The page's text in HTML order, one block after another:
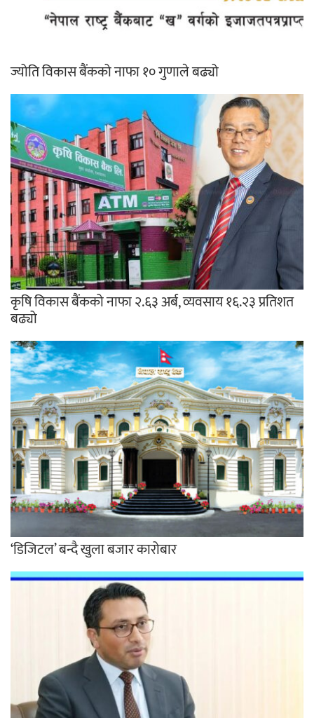
ज्योति विकास बैंकको नाफा १० गुणाले बढ्यो
कृषि विकास बैंकको नाफा २.६३ अर्ब, व्यवसाय १६.२३ प्रतिशत
बढ्यो
‘डिजिटल’ बन्दै खुला बजार कारोबार